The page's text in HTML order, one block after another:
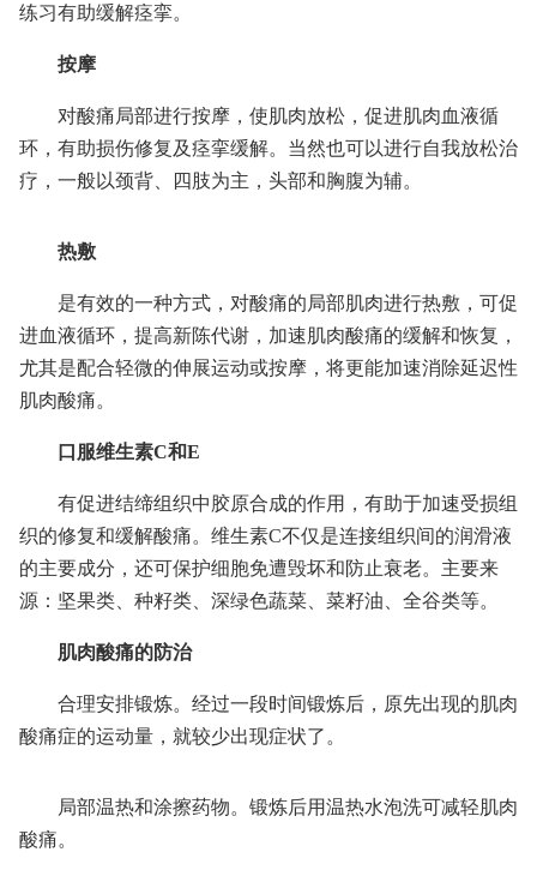
练习有助缓解痉挛。
按摩
对酸痛局部进行按摩，使肌肉放松，促进肌肉血液循
环，有助损伤修复及痉挛缓解。当然也可以进行自我放松治
疗，一般以颈背、四肢为主，头部和胸腹为辅。
热敷
是有效的一种方式，对酸痛的局部肌肉进行热敷，可促
进血液循环，提高新陈代谢，加速肌肉酸痛的缓解和恢复，
尤其是配合轻微的伸展运动或按摩，将更能加速消除延迟性
肌肉酸痛。
口服维生素C和E
有促进结缔组织中胶原合成的作用，有助于加速受损组
织的修复和缓解酸痛。维生素C不仅是连接组织间的润滑液
的主要成分，还可保护细胞免遭毁坏和防止衰老。主要来
源：坚果类、种籽类、深绿色蔬菜、菜籽油、全谷类等。
肌肉酸痛的防治
合理安排锻炼。经过一段时间锻炼后，原先出现的肌肉
酸痛症的运动量，就较少出现症状了。
局部温热和涂擦药物。锻炼后用温热水泡洗可减轻肌肉
酸痛。